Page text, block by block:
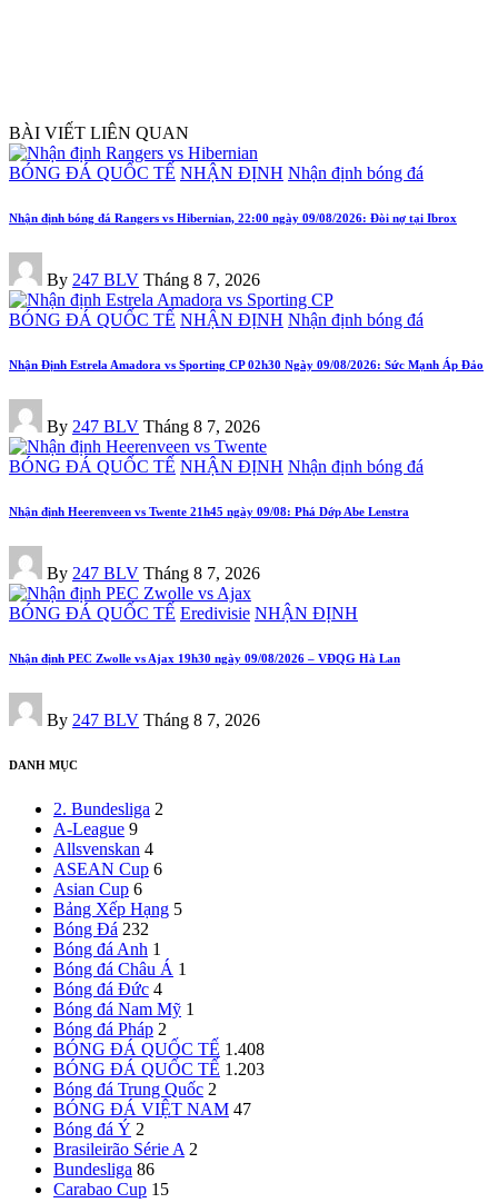
BÀI VIẾT LIÊN QUAN
Posted
BÓNG ĐÁ QUỐC TẾ NHẬN ĐỊNH Nhận định bóng đá
Nhận định bóng đá Rangers vs Hibernian, 22:00 ngày 09/08/2026: Đòi nợ tại Ibrox
Posted
by
By 247 BLV Tháng 8 7, 2026
Posted
BÓNG ĐÁ QUỐC TẾ NHẬN ĐỊNH Nhận định bóng đá
Nhận Định Estrela Amadora vs Sporting CP 02h30 Ngày 09/08/2026: Sức Mạnh Áp Đảo
Posted
by
By 247 BLV Tháng 8 7, 2026
Posted
BÓNG ĐÁ QUỐC TẾ NHẬN ĐỊNH Nhận định bóng đá
Nhận định Heerenveen vs Twente 21h45 ngày 09/08: Phá Dớp Abe Lenstra
Posted
by
By 247 BLV Tháng 8 7, 2026
Posted
BÓNG ĐÁ QUỐC TẾ Eredivisie NHẬN ĐỊNH
Nhận định PEC Zwolle vs Ajax 19h30 ngày 09/08/2026 – VĐQG Hà Lan
Posted
by
By 247 BLV Tháng 8 7, 2026
DANH MỤC
2. Bundesliga 2
A-League 9
Allsvenskan 4
ASEAN Cup 6
Asian Cup 6
Bảng Xếp Hạng 5
Bóng Đá 232
Bóng đá Anh 1
Bóng đá Châu Á 1
Bóng đá Đức 4
Bóng đá Nam Mỹ 1
Bóng đá Pháp 2
BÓNG ĐÁ QUỐC TẾ 1.408
BÓNG ĐÁ QUỐC TẾ 1.203
Bóng đá Trung Quốc 2
BÓNG ĐÁ VIỆT NAM 47
Bóng đá Ý 2
Brasileirão Série A 2
Bundesliga 86
Carabao Cup 15